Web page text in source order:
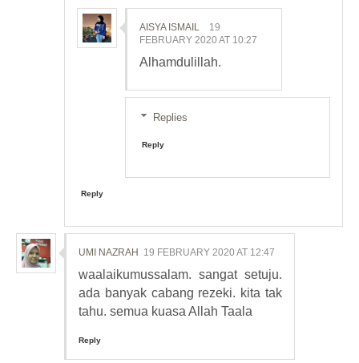
AISYA ISMAIL
19
FEBRUARY 2020 AT 10:27
Alhamdulillah.
Replies
Reply
Reply
UMI NAZRAH 19 FEBRUARY 2020 AT 12:47
waalaikumussalam. sangat setuju.
ada banyak cabang rezeki. kita tak
tahu. semua kuasa Allah Taala
Reply